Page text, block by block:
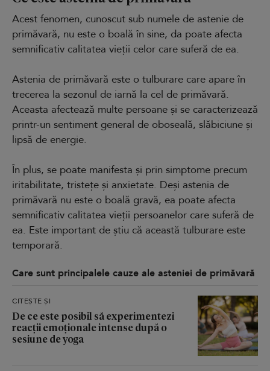
Acest fenomen, cunoscut sub numele de astenie de
primăvară, nu este o boală în sine, da poate afecta
semnificativ calitatea vieții celor care suferă de ea.
Astenia de primăvară este o tulburare care apare în
trecerea la sezonul de iarnă la cel de primăvară.
Aceasta afectează multe persoane și se caracterizează
printr-un sentiment general de oboseală, slăbiciune și
lipsă de energie.
În plus, se poate manifesta și prin simptome precum
iritabilitate, tristețe și anxietate. Deși astenia de
primăvară nu este o boală gravă, ea poate afecta
semnificativ calitatea vieții persoanelor care suferă de
ea. Este important de știu că această tulburare este
temporară.
Care sunt principalele cauze ale asteniei de primăvară
CITEȘTE ȘI
De ce este posibil să experimentezi
reacții emoționale intense după o
sesiune de yoga